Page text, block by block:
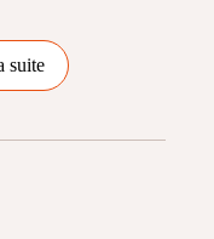
suite